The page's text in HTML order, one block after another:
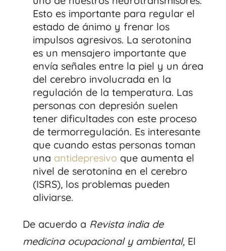
Esto es importante para regular el
estado de ánimo y frenar los
impulsos agresivos. La serotonina
es un mensajero importante que
envía señales entre la piel y un área
del cerebro involucrada en la
regulación de la temperatura. Las
personas con depresión suelen
tener dificultades con este proceso
de termorregulación. Es interesante
que cuando estas personas toman
una antidepresivoque aumenta el
nivel de serotonina en el cerebro
(ISRS), los problemas pueden
aliviarse.
De acuerdo a Revista india de
medicina ocupacional y ambiental, El